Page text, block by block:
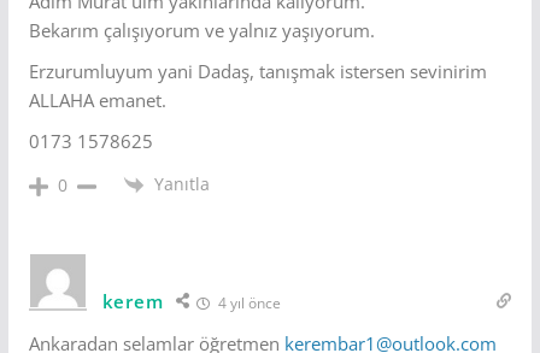
Bekarım çalışıyorum ve yalnız yaşıyorum.
Erzurumluyum yani Dadaş, tanışmak istersen sevinirim
ALLAHA emanet.
0173 1578625
0 Yanıtla
kerem 4 yıl önce
Ankaradan selamlar öğretmen kerembar1@outlook.com